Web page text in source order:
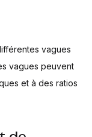
vagues
vagues peuvent
et à des ratios